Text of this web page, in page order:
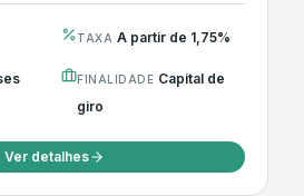
TAXA A partir de 1,75%
FINALIDADE Capital de
giro
Ver detalhes